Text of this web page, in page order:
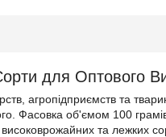
для Оптового
агропідприємств та
Фасовка об'ємом 100
та лежких